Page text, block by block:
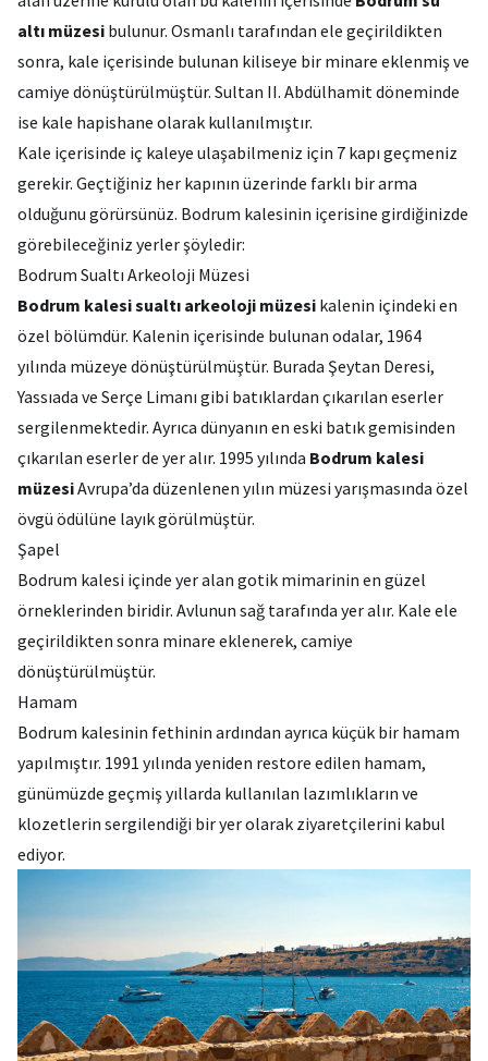
altı müzesi bulunur. Osmanlı tarafından ele geçirildikten
sonra, kale içerisinde bulunan kiliseye bir minare eklenmiş ve
camiye dönüştürülmüştür. Sultan II. Abdülhamit döneminde
ise kale hapishane olarak kullanılmıştır.
Kale içerisinde iç kaleye ulaşabilmeniz için 7 kapı geçmeniz
gerekir. Geçtiğiniz her kapının üzerinde farklı bir arma
olduğunu görürsünüz. Bodrum kalesinin içerisine girdiğinizde
görebileceğiniz yerler şöyledir:
Bodrum Sualtı Arkeoloji Müzesi
Bodrum kalesi sualtı arkeoloji müzesi kalenin içindeki en
özel bölümdür. Kalenin içerisinde bulunan odalar, 1964
yılında müzeye dönüştürülmüştür. Burada Şeytan Deresi,
Yassıada ve Serçe Limanı gibi batıklardan çıkarılan eserler
sergilenmektedir. Ayrıca dünyanın en eski batık gemisinden
çıkarılan eserler de yer alır. 1995 yılında Bodrum kalesi
müzesiAvrupa’da düzenlenen yılın müzesi yarışmasında özel
övgü ödülüne layık görülmüştür.
Şapel
Bodrum kalesi içinde yer alan gotik mimarinin en güzel
örneklerinden biridir. Avlunun sağ tarafında yer alır. Kale ele
geçirildikten sonra minare eklenerek, camiye
dönüştürülmüştür.
Hamam
Bodrum kalesinin fethinin ardından ayrıca küçük bir hamam
yapılmıştır. 1991 yılında yeniden restore edilen hamam,
günümüzde geçmiş yıllarda kullanılan lazımlıkların ve
klozetlerin sergilendiği bir yer olarak ziyaretçilerini kabul
ediyor.